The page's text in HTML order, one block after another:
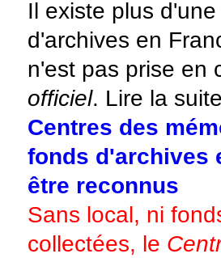
Il existe plus
d'archives en
n'est pas prise en
officiel. Lire la
Centres des
fonds d'archives
être reconnus
Sans local, ni
collectées, le